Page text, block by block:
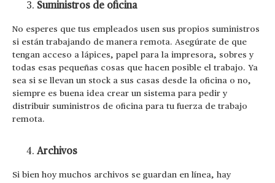
Suministros de oficina
No esperes que tus empleados usen sus propios suministros
si están trabajando de manera remota. Asegúrate de que
tengan acceso a lápices, papel para la impresora, sobres y
todas esas pequeñas cosas que hacen posible el trabajo. Ya
sea si se llevan un stock a sus casas desde la oficina o no,
siempre es buena idea crear un sistema para pedir y
distribuir suministros de oficina para tu fuerza de trabajo
remota.
Archivos
Si bien hoy muchos archivos se guardan en línea, hay